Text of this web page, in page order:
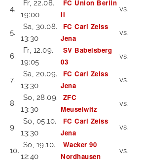
4.
Fr, 22.08.
19:00
FC Union Berlin
II
vs.
5.
Sa, 30.08.
13:30
FC Carl Zeiss
Jena
vs.
6.
Fr, 12.09.
19:05
SV Babelsberg
03
vs.
7.
Sa, 20.09.
13:30
FC Carl Zeiss
Jena
vs.
8.
So, 28.09.
13:30
ZFC
Meuselwitz
vs.
9.
So, 05.10.
13:30
FC Carl Zeiss
Jena
vs.
10.
So, 19.10.
12:40
Wacker 90
Nordhausen
vs.